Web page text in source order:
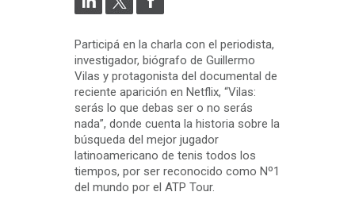
Participá en la charla con el periodista,
investigador, biógrafo de Guillermo
Vilas y protagonista del documental de
reciente aparición en Netflix, “Vilas:
serás lo que debas ser o no serás
nada”, donde cuenta la historia sobre la
búsqueda del mejor jugador
latinoamericano de tenis todos los
tiempos, por ser reconocido como Nº1
del mundo por el ATP Tour.